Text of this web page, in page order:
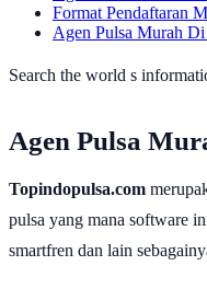
Format Pendaftaran
Agen Pulsa Murah
Search the world s
Agen Pulsa
Topindopulsa.com
pulsa yang mana software
smartfren dan lain